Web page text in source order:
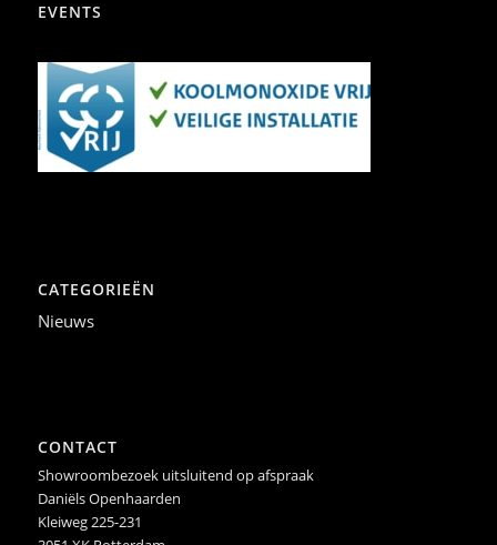
EVENTS
CATEGORIEËN
Nieuws
CONTACT
Showroombezoek uitsluitend op afspraak
Daniëls Openhaarden
Kleiweg 225-231